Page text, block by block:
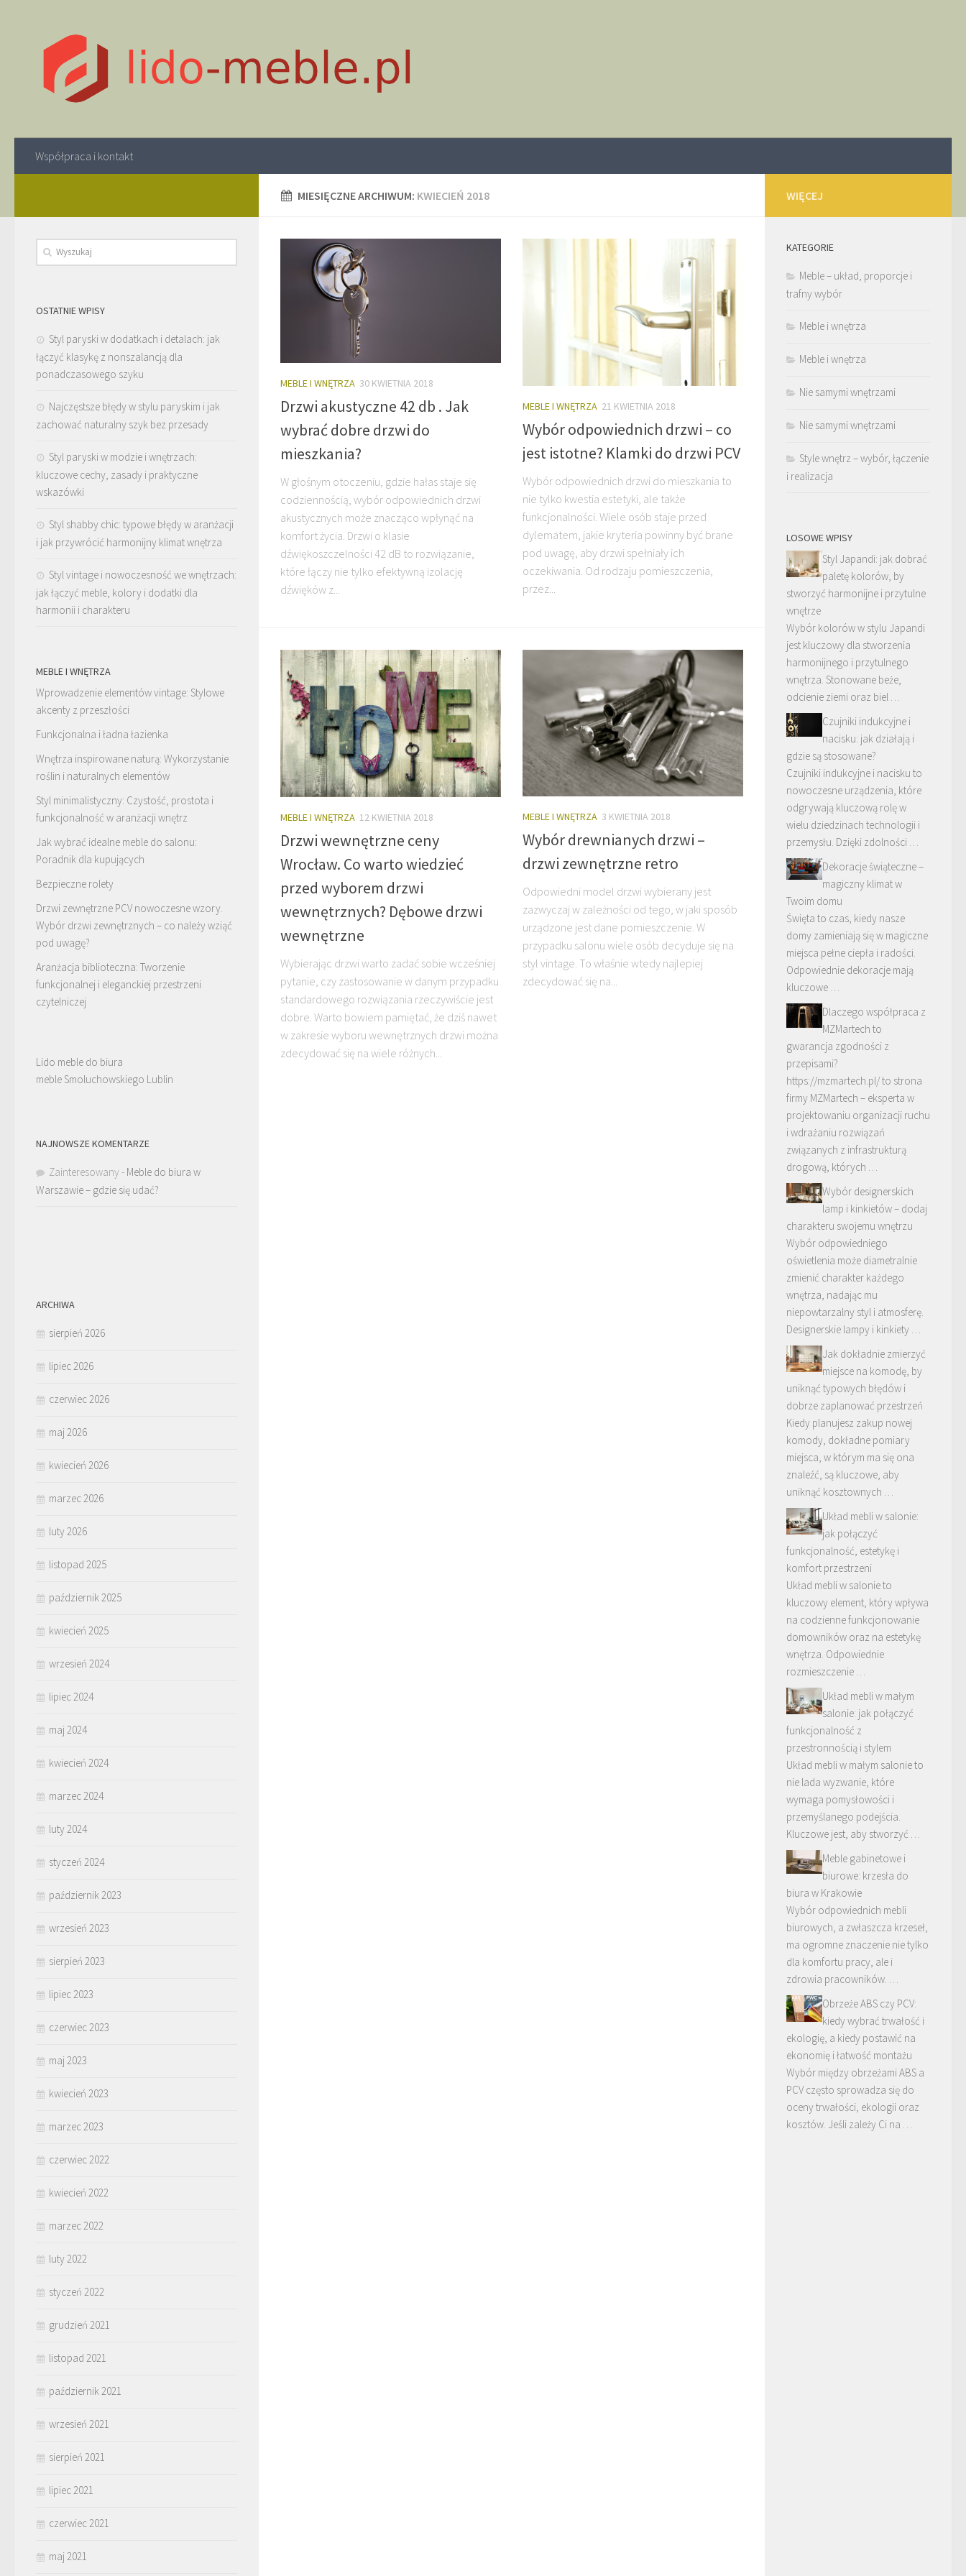
Współpraca i kontakt
MIESIĘCZNE ARCHIWUM: KWIECIEŃ 2018
MEBLE I WNĘTRZA 30 KWIETNIA 2018
Drzwi akustyczne 42 db . Jak
wybrać dobre drzwi do
mieszkania?
W głośnym otoczeniu, gdzie hałas staje się
codziennością, wybór odpowiednich drzwi
akustycznych może znacząco wpłynąć na
komfort życia. Drzwi o klasie
dźwiękoszczelności 42 dB to rozwiązanie,
które łączy nie tylko efektywną izolację
dźwięków z...
MEBLE I WNĘTRZA 21 KWIETNIA 2018
Wybór odpowiednich drzwi – co
jest istotne? Klamki do drzwi PCV
Wybór odpowiednich drzwi do mieszkania to
nie tylko kwestia estetyki, ale także
funkcjonalności. Wiele osób staje przed
dylematem, jakie kryteria powinny być brane
pod uwagę, aby drzwi spełniały ich
oczekiwania. Od rodzaju pomieszczenia,
przez...
MEBLE I WNĘTRZA 12 KWIETNIA 2018
Drzwi wewnętrzne ceny
Wrocław. Co warto wiedzieć
przed wyborem drzwi
wewnętrznych? Dębowe drzwi
wewnętrzne
Wybierając drzwi warto zadać sobie wcześniej
pytanie, czy zastosowanie w danym przypadku
standardowego rozwiązania rzeczywiście jest
dobre. Warto bowiem pamiętać, że dziś nawet
w zakresie wyboru wewnętrznych drzwi można
zdecydować się na wiele różnych...
MEBLE I WNĘTRZA 3 KWIETNIA 2018
Wybór drewnianych drzwi –
drzwi zewnętrzne retro
Odpowiedni model drzwi wybierany jest
zazwyczaj w zależności od tego, w jaki sposób
urządzone jest dane pomieszczenie. W
przypadku salonu wiele osób decyduje się na
styl vintage. To właśnie wtedy najlepiej
zdecydować się na...
OSTATNIE WPISY
Styl paryski w dodatkach i detalach: jak
łączyć klasykę z nonszalancją dla
ponadczasowego szyku
Najczęstsze błędy w stylu paryskim i jak
zachować naturalny szyk bez przesady
Styl paryski w modzie i wnętrzach:
kluczowe cechy, zasady i praktyczne
wskazówki
Styl shabby chic: typowe błędy w aranżacji
i jak przywrócić harmonijny klimat wnętrza
Styl vintage i nowoczesność we wnętrzach:
jak łączyć meble, kolory i dodatki dla
harmonii i charakteru
MEBLE I WNĘTRZA
Wprowadzenie elementów vintage: Stylowe
akcenty z przeszłości
Funkcjonalna i ładna łazienka
Wnętrza inspirowane naturą: Wykorzystanie
roślin i naturalnych elementów
Styl minimalistyczny: Czystość, prostota i
funkcjonalność w aranżacji wnętrz
Jak wybrać idealne meble do salonu:
Poradnik dla kupujących
Bezpieczne rolety
Drzwi zewnętrzne PCV nowoczesne wzory.
Wybór drzwi zewnętrznych – co należy wziąć
pod uwagę?
Aranżacja biblioteczna: Tworzenie
funkcjonalnej i eleganckiej przestrzeni
czytelniczej
Lido meble do biura
meble Smoluchowskiego Lublin
NAJNOWSZE KOMENTARZE
Zainteresowany - Meble do biura w
Warszawie – gdzie się udać?
ARCHIWA
sierpień 2026
lipiec 2026
czerwiec 2026
maj 2026
kwiecień 2026
marzec 2026
luty 2026
listopad 2025
październik 2025
kwiecień 2025
wrzesień 2024
lipiec 2024
maj 2024
kwiecień 2024
marzec 2024
luty 2024
styczeń 2024
październik 2023
wrzesień 2023
sierpień 2023
lipiec 2023
czerwiec 2023
maj 2023
kwiecień 2023
marzec 2023
czerwiec 2022
kwiecień 2022
marzec 2022
luty 2022
styczeń 2022
grudzień 2021
listopad 2021
październik 2021
wrzesień 2021
sierpień 2021
lipiec 2021
czerwiec 2021
maj 2021
WIĘCEJ
KATEGORIE
Meble – układ, proporcje i
trafny wybór
Meble i wnętrza
Meble i wnętrza
Nie samymi wnętrzami
Nie samymi wnętrzami
Style wnętrz – wybór, łączenie
i realizacja
LOSOWE WPISY
Styl Japandi: jak dobrać
paletę kolorów, by
stworzyć harmonijne i przytulne
wnętrze
Wybór kolorów w stylu Japandi
jest kluczowy dla stworzenia
harmonijnego i przytulnego
wnętrza. Stonowane beże,
odcienie ziemi oraz biel …
Czujniki indukcyjne i
nacisku: jak działają i
gdzie są stosowane?
Czujniki indukcyjne i nacisku to
nowoczesne urządzenia, które
odgrywają kluczową rolę w
wielu dziedzinach technologii i
przemysłu. Dzięki zdolności …
Dekoracje świąteczne –
magiczny klimat w
Twoim domu
Święta to czas, kiedy nasze
domy zamieniają się w magiczne
miejsca pełne ciepła i radości.
Odpowiednie dekoracje mają
kluczowe …
Dlaczego współpraca z
MZMartech to
gwarancja zgodności z
przepisami?
https://mzmartech.pl/ to strona
firmy MZMartech – eksperta w
projektowaniu organizacji ruchu
i wdrażaniu rozwiązań
związanych z infrastrukturą
drogową, których …
Wybór designerskich
lamp i kinkietów – dodaj
charakteru swojemu wnętrzu
Wybór odpowiedniego
oświetlenia może diametralnie
zmienić charakter każdego
wnętrza, nadając mu
niepowtarzalny styl i atmosferę.
Designerskie lampy i kinkiety …
Jak dokładnie zmierzyć
miejsce na komodę, by
uniknąć typowych błędów i
dobrze zaplanować przestrzeń
Kiedy planujesz zakup nowej
komody, dokładne pomiary
miejsca, w którym ma się ona
znaleźć, są kluczowe, aby
uniknąć kosztownych …
Układ mebli w salonie:
jak połączyć
funkcjonalność, estetykę i
komfort przestrzeni
Układ mebli w salonie to
kluczowy element, który wpływa
na codzienne funkcjonowanie
domowników oraz na estetykę
wnętrza. Odpowiednie
rozmieszczenie …
Układ mebli w małym
salonie: jak połączyć
funkcjonalność z
przestronnością i stylem
Układ mebli w małym salonie to
nie lada wyzwanie, które
wymaga pomysłowości i
przemyślanego podejścia.
Kluczowe jest, aby stworzyć …
Meble gabinetowe i
biurowe: krzesła do
biura w Krakowie
Wybór odpowiednich mebli
biurowych, a zwłaszcza krzeseł,
ma ogromne znaczenie nie tylko
dla komfortu pracy, ale i
zdrowia pracowników. …
Obrzeże ABS czy PCV:
kiedy wybrać trwałość i
ekologię, a kiedy postawić na
ekonomię i łatwość montażu
Wybór między obrzeżami ABS a
PCV często sprowadza się do
oceny trwałości, ekologii oraz
kosztów. Jeśli zależy Ci na …